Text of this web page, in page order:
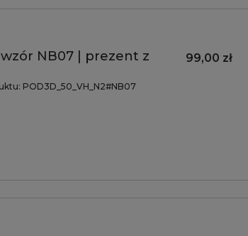
NB07 | prezent z
POD3D_50_VH_N2#NB07
99,00 zł